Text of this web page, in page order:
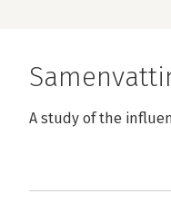
A study of the